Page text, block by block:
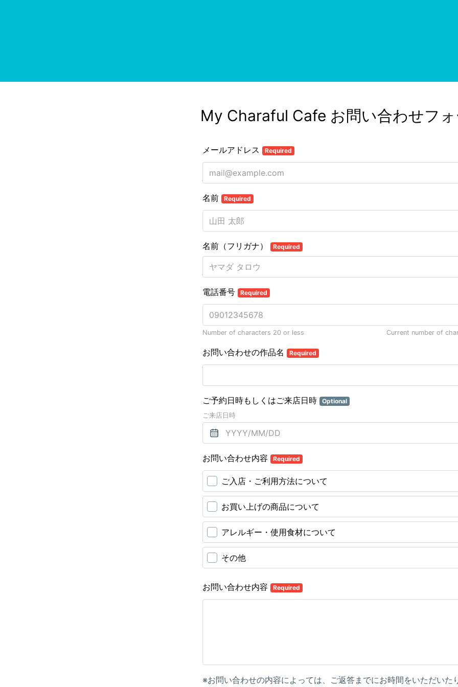
My Charaful Cafe お問い合わせフ
メールアドレス Required
名前 Required
名前（フリガナ） Required
電話番号 Required
Number of characters 20 or less Current number of
お問い合わせの作品名 Required
ご予約日時もしくはご来店日時 Optional
ご来店日時
お問い合わせ内容 Required
ご入店・ご利用方法について
お買い上げの商品について
アレルギー・使用食材について
その他
お問い合わせ内容 Required
※お問い合わせの内容によっては、ご返答までにお時間をいただいた